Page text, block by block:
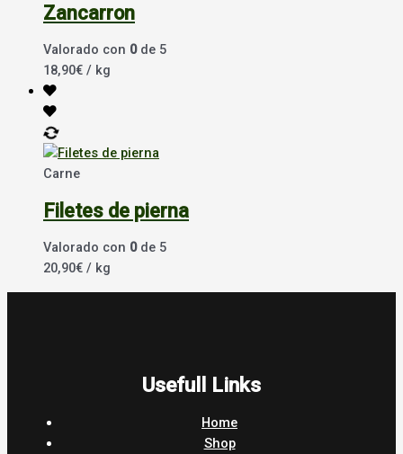
Zancarron
Valorado con 0de 5
18,90€ / kg
Carne
Filetes de pierna
Valorado con 0de 5
20,90€ / kg
Usefull Links
Home
Shop